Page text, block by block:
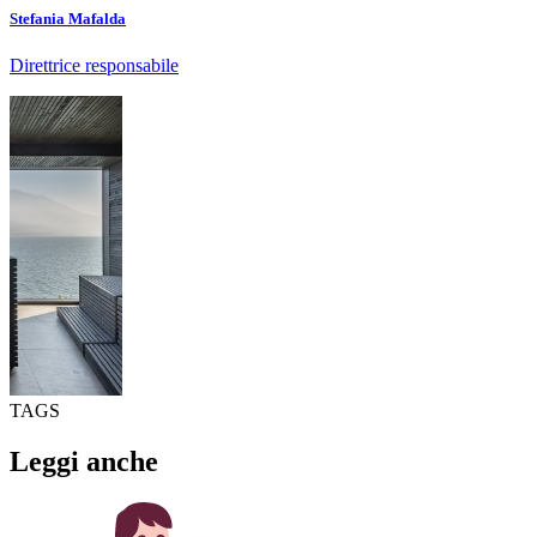
Stefania Mafalda
Direttrice responsabile
TAGS
Leggi anche